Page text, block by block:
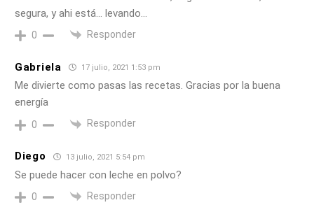
segura, y ahi está… levando…
0 Responder
Gabriela 17 julio, 2021 1:53 pm
Me divierte como pasas las recetas. Gracias por la buena
energía
0 Responder
Diego 13 julio, 2021 5:54 pm
Se puede hacer con leche en polvo?
0 Responder